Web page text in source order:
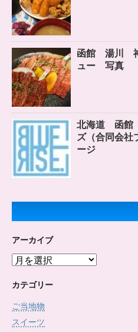
函館 湯川
ュー 写真
北海道 函
ズ（合同会
ージ
アーカイブ
ア
カ
ブ
カテゴリー
ご当地物
スイーツ